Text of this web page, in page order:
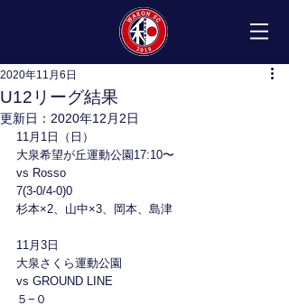
U12リーグ結果
2020年11月6日
更新日： 2020年12月2日
11月1日（日）
大泉希望が丘運動公園17:10〜
vs Rosso
7(3-0/4-0)0
杉本×2、山中×3、岡本、島津
11月3日
大泉さくら運動公園
vs GROUND LINE
５−０